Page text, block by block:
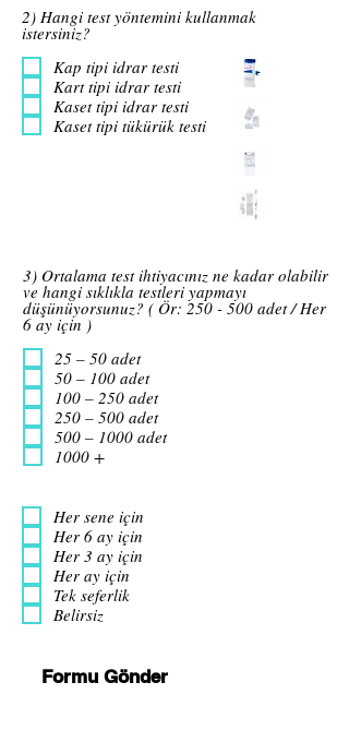
2) Hangi test yöntemini kullanmak
istersiniz?
Kap tipi idrar testi
Kart tipi idrar testi
Kaset tipi idrar testi
Kaset tipi tükürük testi
3) Ortalama test ihtiyacınız ne kadar olabilir
ve hangi sıklıkla testleri yapmayı
düşünüyorsunuz? ( Ör: 250 - 500 adet / Her
6 ay için )
25 – 50 adet
50 – 100 adet
100 – 250 adet
250 – 500 adet
500 – 1000 adet
1000 +
Her sene için
Her 6 ay için
Her 3 ay için
Her ay için
Tek seferlik
Belirsiz
Formu Gönder